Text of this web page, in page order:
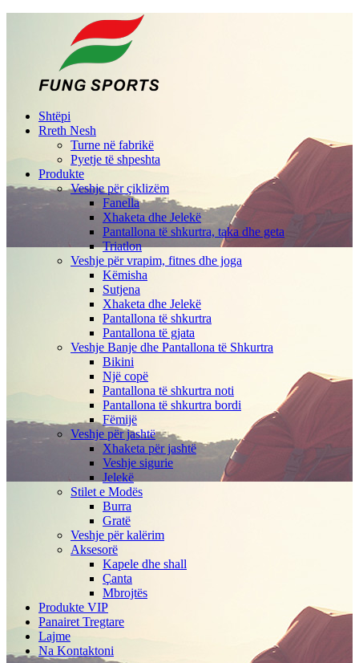
Shtëpi
Rreth Nesh
Turne në fabrikë
Pyetje të shpeshta
Produkte
Veshje për çiklizëm
Fanella
Xhaketa dhe Jelekë
Pantallona të shkurtra, taka dhe geta
Triatlon
Veshje për vrapim, fitnes dhe joga
Këmisha
Sutjena
Xhaketa dhe Jelekë
Pantallona të shkurtra
Pantallona të gjata
Veshje Banje dhe Pantallona të Shkurtra
Bikini
Një copë
Pantallona të shkurtra noti
Pantallona të shkurtra bordi
Fëmijë
Veshje për jashtë
Xhaketa për jashtë
Veshje sigurie
Jelekë
Stilet e Modës
Burra
Gratë
Veshje për kalërim
Aksesorë
Kapele dhe shall
Çanta
Mbrojtës
Produkte VIP
Panairet Tregtare
Lajme
Na Kontaktoni